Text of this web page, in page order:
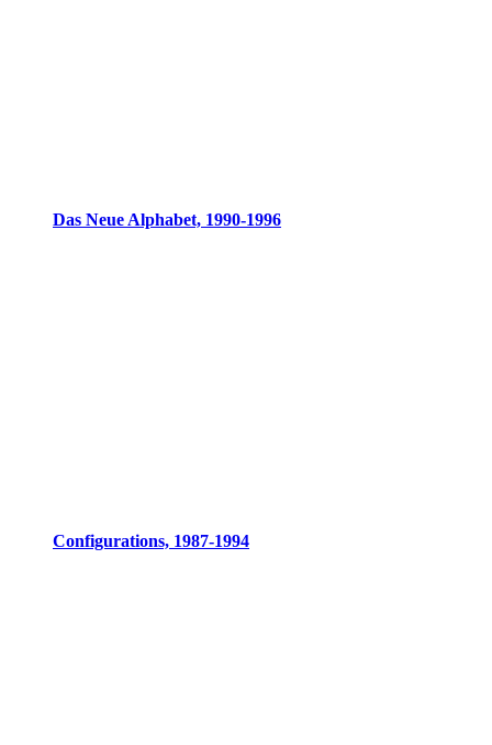
Das Neue Alphabet, 1990-1996
Configurations, 1987-1994